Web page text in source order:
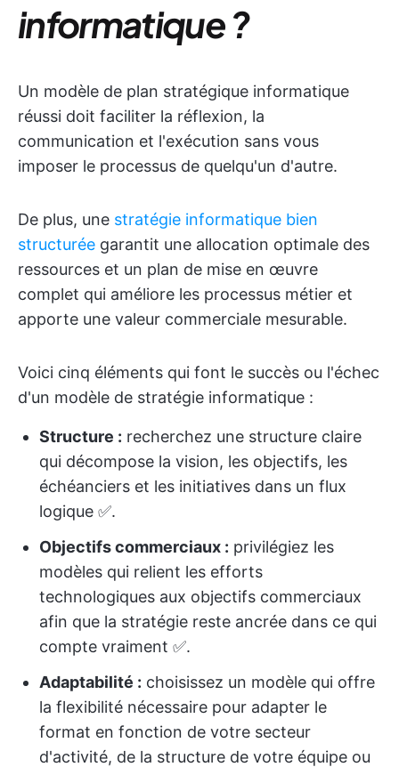
informatique ?
Un modèle de plan stratégique informatique
réussi doit faciliter la réflexion, la
communication et l'exécution sans vous
imposer le processus de quelqu'un d'autre.
De plus, une stratégie informatique bien
structurée garantit une allocation optimale des
ressources et un plan de mise en œuvre
complet qui améliore les processus métier et
apporte une valeur commerciale mesurable.
Voici cinq éléments qui font le succès ou l'échec
d'un modèle de stratégie informatique :
Structure : recherchez une structure claire
qui décompose la vision, les objectifs, les
échéanciers et les initiatives dans un flux
logique ✅️.
Objectifs commerciaux : privilégiez les
modèles qui relient les efforts
technologiques aux objectifs commerciaux
afin que la stratégie reste ancrée dans ce qui
compte vraiment ✅️.
Adaptabilité : choisissez un modèle qui offre
la flexibilité nécessaire pour adapter le
format en fonction de votre secteur
d'activité, de la structure de votre équipe ou